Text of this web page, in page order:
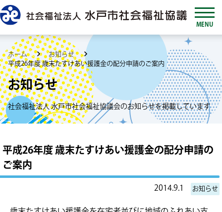
MENU
ホーム
お知らせ
平成26年度 歳末たすけあい援護金の配分申請のご案内
お知らせ
社会福祉法人 水戸市社会福祉協議会のお知らせを掲載しています
平成26年度 歳末たすけあい援護金の配分申請の
ご案内
2014.9.1 お知らせ